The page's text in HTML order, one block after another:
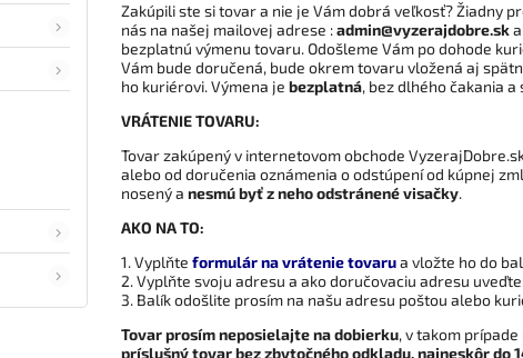
Zakúpili ste si tovar a nie je Vám dobrá veľkosť? Žiadny
nás na našej mailovej adrese :admin@vyzerajdobre.sk
bezplatnú výmenu tovaru. Odošleme Vám po dohode
Vám bude doručená, bude okrem tovaru vložená aj
ho kuriérovi. Výmena je bezplatná, bez dlhého čakania
VRÁTENIE TOVARU:
Tovar zakúpený v internetovom obchode
alebo od doručenia oznámenia o odstúpení od kúpnej
nosený a nesmú byť z neho odstránené visačky.
AKO NA TO:
1. Vyplňte formulár na vrátenie tovarua vložte ho do
2. Vyplňte svoju adresu a ako doručovaciu adresu
3. Balík odošlite prosím na našu adresu poštou alebo
Tovar prosím neposielajte na dobierku, v takom
príslušný tovar bez zbytočného odkladu, najneskôr do